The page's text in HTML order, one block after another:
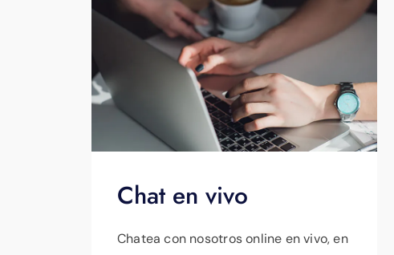
Chat en vivo
Chatea con nosotros online en vivo, en